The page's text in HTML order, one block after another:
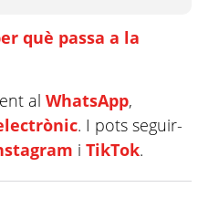
què passa a la
al WhatsApp,
. I pots seguir-
i TikTok.